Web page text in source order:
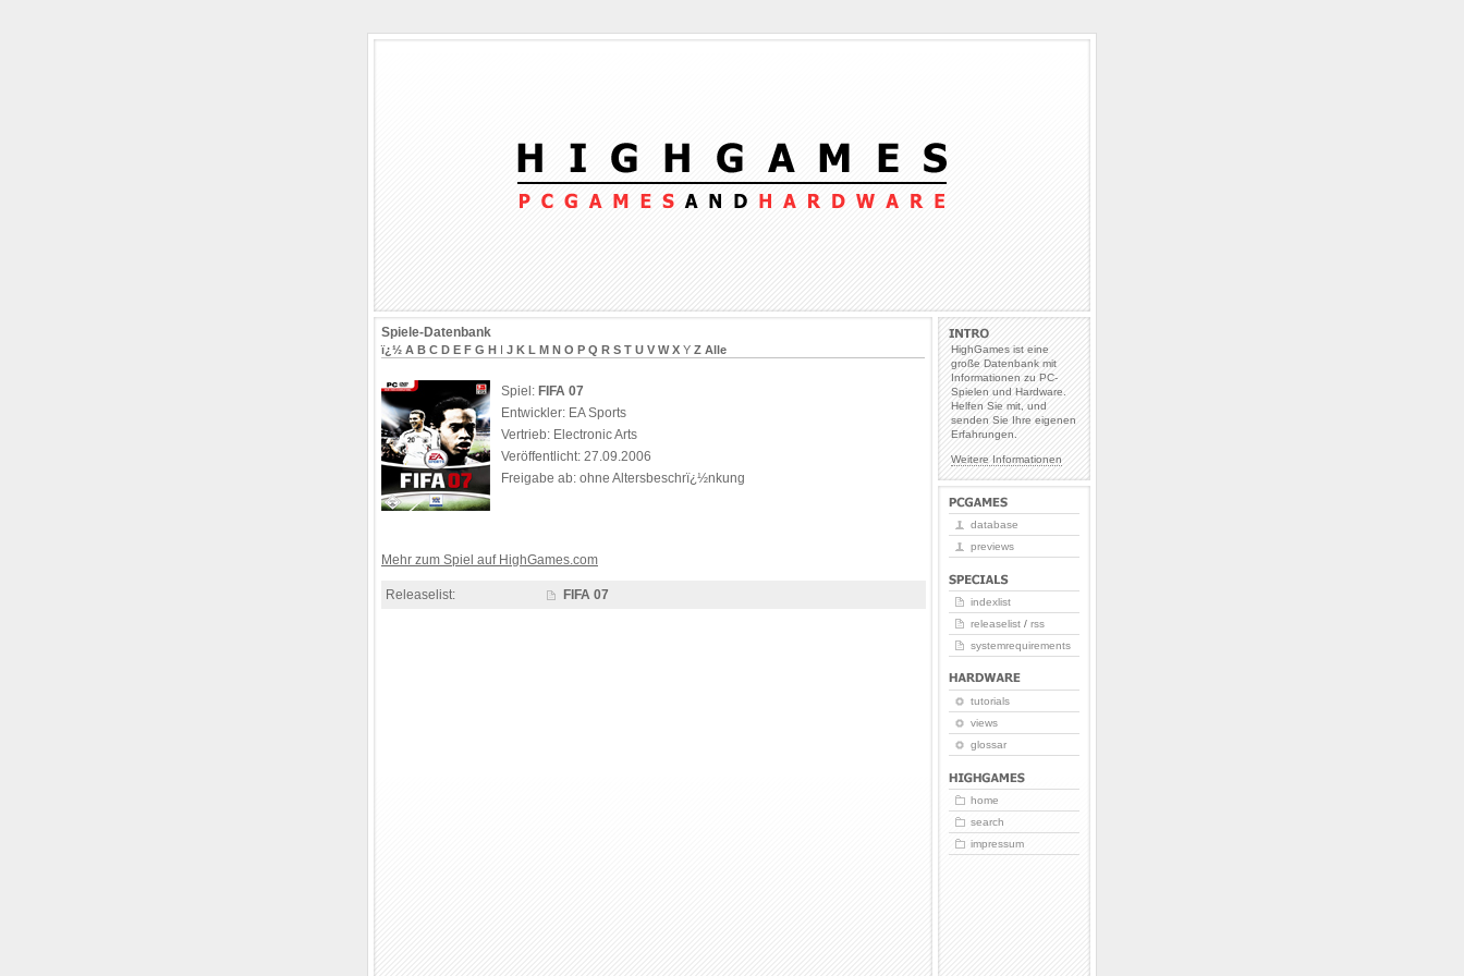
HighGames ist eine
große Datenbank mit
Informationen zu PC-
Spielen und Hardware.
Helfen Sie mit, und
senden Sie Ihre eigenen
Erfahrungen.
Weitere Informationen
Spiele-Datenbank
ï¿½ A B C D E F G H I J K L M N O P Q R S T U V W X Y Z Alle
Spiel: FIFA 07
Entwickler: EA Sports
Vertrieb: Electronic Arts
Veröffentlicht: 27.09.2006
Freigabe ab: ohne Altersbeschrï¿½nkung
Mehr zum Spiel auf HighGames.com
Releaselist: FIFA 07
database
previews
indexlist
releaselist / rss
systemrequirements
tutorials
views
glossar
home
search
impressum